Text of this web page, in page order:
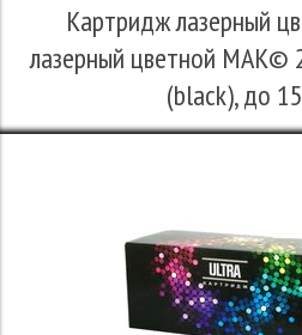
Картридж лазерный
лазерный цветной MAK©
(black), до